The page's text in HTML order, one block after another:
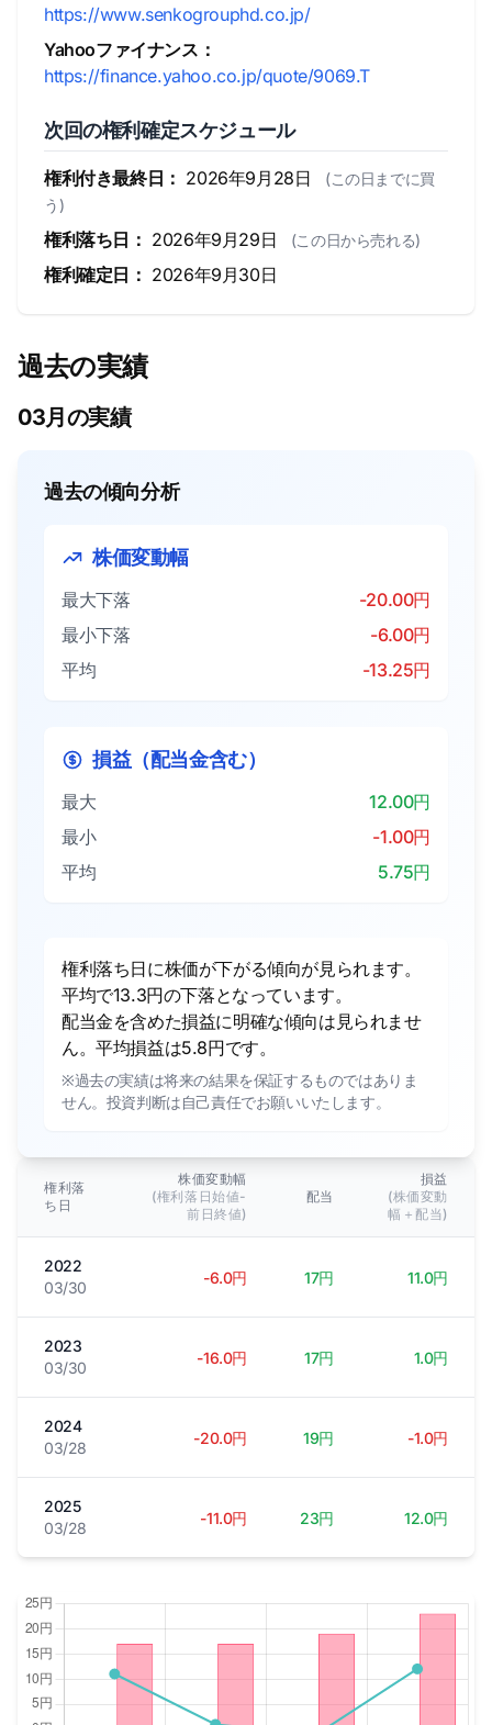
https://www.senkogrouphd.co.jp/
Yahooファイナンス：
https://finance.yahoo.co.jp/quote/9069.T
次回の権利確定スケジュール
権利付き最終日： 2026年9月28日
(この日までに買
う)
権利落ち日： 2026年9月29日 (この日から売れる)
権利確定日： 2026年9月30日
過去の実績
03月の実績
過去の傾向分析
株価変動幅
最大下落
-20.00円
最小下落
-6.00円
平均
-13.25円
損益（配当金含む）
最大
12.00円
最小
-1.00円
平均
5.75円
権利落ち日に株価が下がる傾向が見られます。
平均で13.3円の下落となっています。
配当金を含めた損益に明確な傾向は見られませ
ん。平均損益は5.8円です。
※過去の実績は将来の結果を保証するものではありま
せん。投資判断は自己責任でお願いいたします。
権利落
ち日
株価変動幅
(権利落日始値-
前日終値)
配当
損益
(株価変動
幅＋配当)
2022
03/30
-6.0円 17円 11.0円
2023
03/30
-16.0円 17円 1.0円
2024
03/28
-20.0円 19円 -1.0円
2025
03/28
-11.0円 23円 12.0円